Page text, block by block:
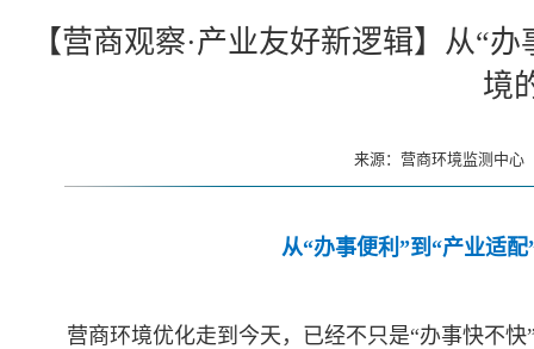
【营商观察·产业友好新逻辑】从“
境
来源：营商环境监测中
从“办事便利”到“产业适
营商环境优化走到今天，已经不只是“办事快不